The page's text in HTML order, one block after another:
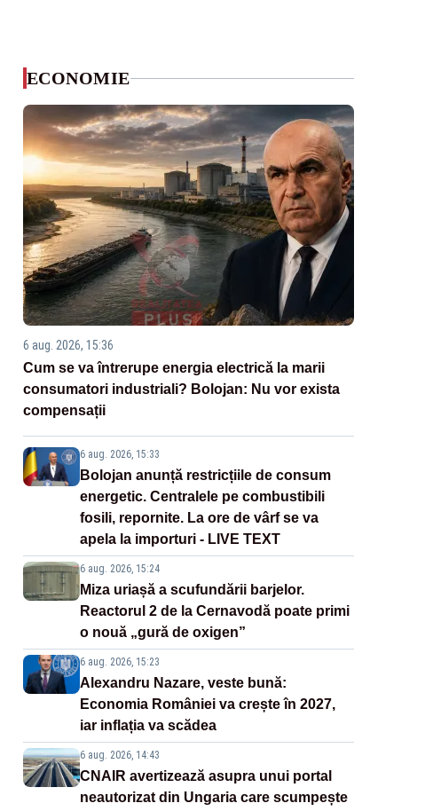
ECONOMIE
6 aug. 2026, 15:36
Cum se va întrerupe energia electrică la marii
consumatori industriali? Bolojan: Nu vor exista
compensații
6 aug. 2026, 15:33
Bolojan anunță restricțiile de consum
energetic. Centralele pe combustibili
fosili, repornite. La ore de vârf se va
apela la importuri - LIVE TEXT
6 aug. 2026, 15:24
Miza uriașă a scufundării barjelor.
Reactorul 2 de la Cernavodă poate primi
o nouă „gură de oxigen”
6 aug. 2026, 15:23
Alexandru Nazare, veste bună:
Economia României va crește în 2027,
iar inflația va scădea
6 aug. 2026, 14:43
CNAIR avertizează asupra unui portal
neautorizat din Ungaria care scumpește